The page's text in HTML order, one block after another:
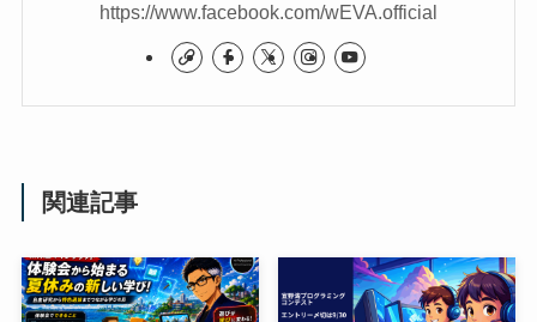
https://www.facebook.com/wEVA.official
関連記事